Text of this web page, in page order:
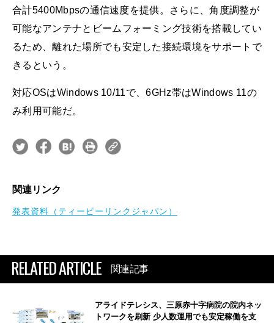
合計5400Mbpsの通信速度を提供。さらに、角度調整が
可能なアンテナとビームフォーミング技術を搭載してい
るため、離れた場所でも安定した接続環境をサポートで
きるという。
対応OSはWindows 10/11で、6GHz帯はWindows 11の
み利用可能だ。
関連リンク
発表資料（ティーピーリンクジャパン）
RELATED ARTICLE 関連記事
アライドテレシス、三原赤十字病院の院内ネッ
トワークを刷新 少人数運用でも安定稼働を支